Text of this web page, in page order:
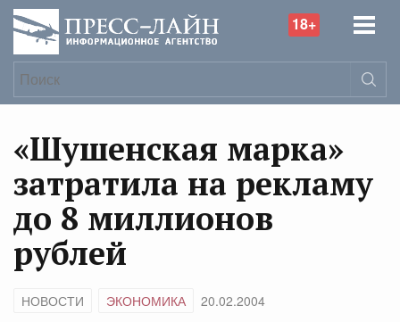
18+
«Шушенская марка»
затратила на рекламу
до 8 миллионов
рублей
НОВОСТИ ЭКОНОМИКА 20.02.2004